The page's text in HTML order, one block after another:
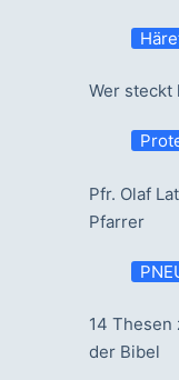
Wer steckt
Pfr. Olaf
Pfarrer
14 Thesen
der Bibel